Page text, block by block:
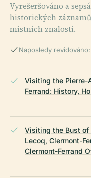
Vyrešeršováno a
historických
místních znalostí.
Naposledy
Visiting the Pierre-
Ferrand: History,
Visiting the Bust of
Lecoq, Clermont-
Clermont-Ferrand